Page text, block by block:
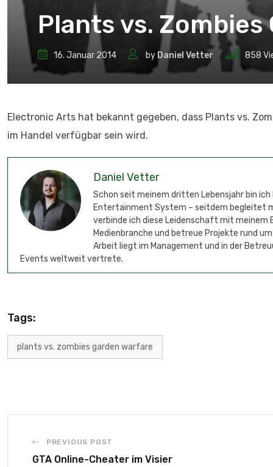
Plants vs.
16. Januar 2014 by Daniel Vetter 858
Electronic Arts hat bekannt gegeben, dass Plants vs.
im Handel verfügbar sein wird.
Daniel Vetter
Schon seit meinem dritten Lebensjahr bin
Entertainment System – seitdem begleitet
verbinde ich diese Leidenschaft mit meinem
Medienbranche und betreue Projekte rund
Arbeit liegt im Management und in der
Events weltweit vertrete.
Tags:
plants vs. zombies garden warfare
PREVIOUS POST
GTA Online-Cheater im Visier